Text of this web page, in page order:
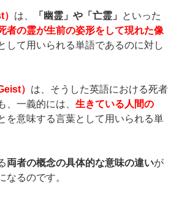
） は、 「幽霊」や「亡霊」 といった
者の霊が生前の姿形をして現れた像
して用いられる単語であるのに対し
） は、そうした英語における死者
、一義的には、生きている人間の
を意味する言葉として用いられる単
両者の概念の具体的な意味の違いが
なるのです。